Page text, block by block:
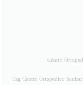
Centro
Tag Centro Ortopedico